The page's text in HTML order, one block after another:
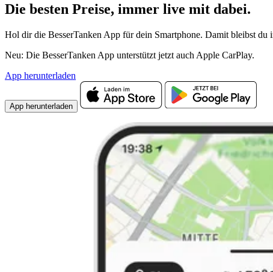
Die besten Preise, immer live mit dabei.
Hol dir die BesserTanken App für dein Smartphone. Damit bleibst du
Neu: Die BesserTanken App unterstützt jetzt auch Apple CarPlay.
App herunterladen
App herunterladen